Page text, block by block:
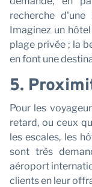
recherche
Imaginez un
plage privée ; la
en font une
5.
Pour les
retard, ou ceux
les escales, les
sont très
aéroport
clients en leur